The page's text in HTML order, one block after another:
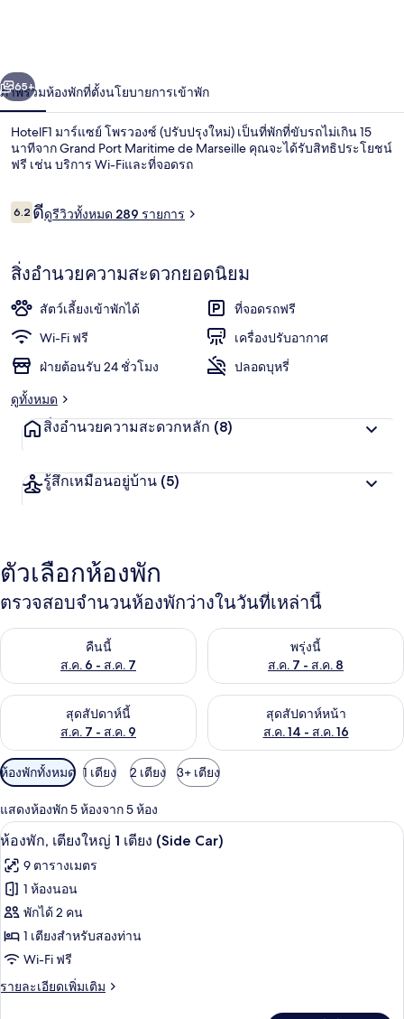
ร
วองซ์
(ปรับปรุง
บริเวณภายนอก
า
ถัดไป
65+
ภาพรวมห้องพักที่ตั้งนโยบายการเข้าพัก
HotelF1 มาร์แซย์ โพรวองซ์ (ปรับปรุงใหม่) เป็นที่พักที่ขับรถไม่เกิน 15
นาทีจาก Grand Port Maritime de Marseille คุณจะได้รับสิทธิประโยชน์
ฟรี เช่น บริการ Wi-Fiและที่จอดรถ
รีวิว
6.26.2 จาก 10
ดีดูรีวิวทั้งหมด 289 รายการ
สิ่งอำนวยความสะดวกยอดนิยม
สัตว์เลี้ยงเข้าพักได้
ที่จอดรถฟรี
Wi-Fi ฟรี
เครื่องปรับอากาศ
ฝ่ายต้อนรับ 24 ชั่วโมง
ปลอดบุหรี่
ดูทั้งหมด
สิ่งอำนวยความสะดวกหลัก (8)
รู้สึกเหมือนอยู่บ้าน (5)
ตัวเลือกห้องพัก
ตรวจสอบจำนวนห้องพักว่างในวันที่เหล่านี้
คืนนี้
ส.ค. 6 - ส.ค. 7
ตรวจสอบจำนวนห้องพักว่างในคืนนี้ ส.ค. 6 - ส.ค. 7พรุ่งนี้
ส.ค. 7 - ส.ค. 8
ตรวจสอบจำนวนห้องพักว่างใน
สุดสัปดาห์นี้
ส.ค. 7 - ส.ค. 9
ตรวจสอบจำนวนห้องพักว่างในสุดสัปดาห์นี้ ส.ค. 7 - ส.ค. 9
สุดสัปดาห์หน้า
ส.ค. 14 - ส.ค. 16
ตรวจสอบจำนวนห้องพักว่างใน
ตัว
กรอง
ที่
มี
ให้
สำหรับ
ห้อง
พัก
ห้องพักทั้งหมด 1 เตียง 2 เตียง 3+ เตียง
แสดงห้องพัก 5 ห้องจาก 5 ห้อง
เปิด
ภาพถ่าย
ทั้งหมด
ของ
ห้อง
พัก,
เตียง
ห้องพัก, เตียงใหญ่ 1 เตียง (Side Car)
7
ห้องพัก, เตียงใหญ่ 1 เตียง (Side Car)
9 ตารางเมตร
1 ห้องนอน
พักได้ 2 คน
1 เตียงสำหรับสองท่าน
Wi-Fi ฟรี
รายละเอียดเพิ่มเติม
ราย